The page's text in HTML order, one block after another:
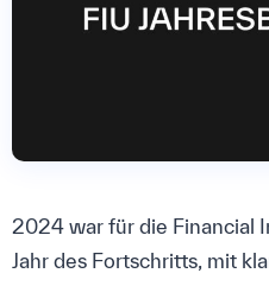
2024 war für die Financial
Jahr des Fortschritts, mit